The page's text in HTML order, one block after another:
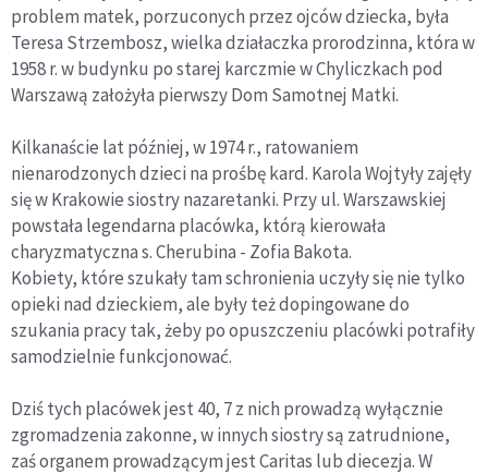
problem matek, porzuconych przez ojców dziecka, była
Teresa Strzembosz, wielka działaczka prorodzinna, która w
1958 r. w budynku po starej karczmie w Chyliczkach pod
Warszawą założyła pierwszy Dom Samotnej Matki.
Kilkanaście lat później, w 1974 r., ratowaniem
nienarodzonych dzieci na prośbę kard. Karola Wojtyły zajęły
się w Krakowie siostry nazaretanki. Przy ul. Warszawskiej
powstała legendarna placówka, którą kierowała
charyzmatyczna s. Cherubina - Zofia Bakota.
Kobiety, które szukały tam schronienia uczyły się nie tylko
opieki nad dzieckiem, ale były też dopingowane do
szukania pracy tak, żeby po opuszczeniu placówki potrafiły
samodzielnie funkcjonować.
Dziś tych placówek jest 40, 7 z nich prowadzą wyłącznie
zgromadzenia zakonne, w innych siostry są zatrudnione,
zaś organem prowadzącym jest Caritas lub diecezja. W